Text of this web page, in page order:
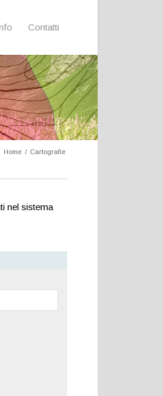
Contatti
Home / Cartografie
nel sistema